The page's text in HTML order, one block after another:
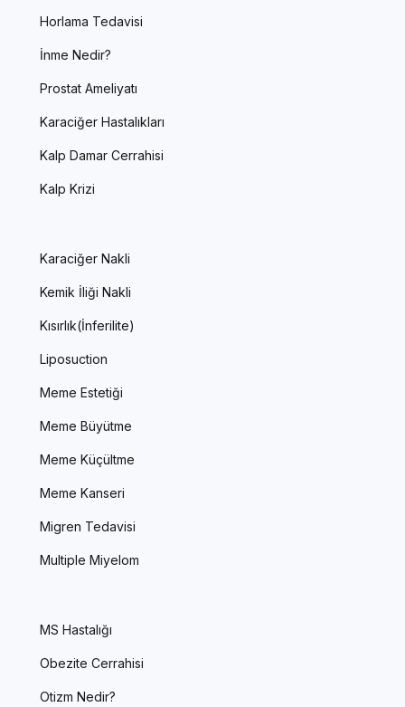
Horlama Tedavisi
İnme Nedir?
Prostat Ameliyatı
Karaciğer Hastalıkları
Kalp Damar Cerrahisi
Kalp Krizi
Karaciğer Nakli
Kemik İliği Nakli
Kısırlık(İnferilite)
Liposuction
Meme Estetiği
Meme Büyütme
Meme Küçültme
Meme Kanseri
Migren Tedavisi
Multiple Miyelom
MS Hastalığı
Obezite Cerrahisi
Otizm Nedir?